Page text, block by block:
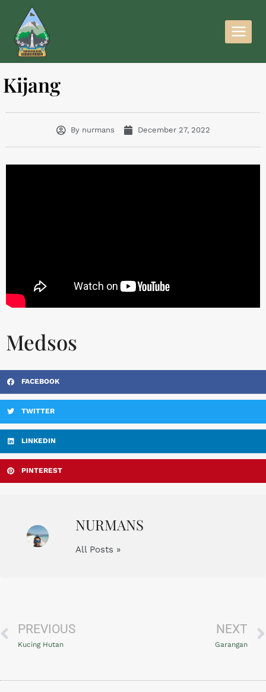
Kijang
Bynurmans December 27, 2022
Medsos
FACEBOOK
TWITTER
LINKEDIN
PINTEREST
NURMANS
All Posts »
PREVIOUS
Kucing Hutan
NEXT
Garangan